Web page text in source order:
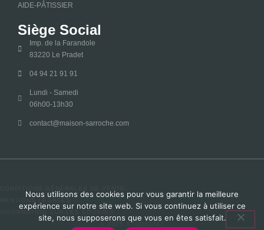
AIDE-PÂTISSIER
Siège Social
Imp. de la Farandole
83220 Le Pradet
04 94 21 91 91
Lundi - Samedi
06h00-13h30
contact@maison-sarroche.com
INFORMATION SUR LES COOKIES
© 2025 STUDIO247
Nous utilisons des cookies pour vous garantir la meilleure
expérience sur notre site web. Si vous continuez à utiliser ce
site, nous supposerons que vous en êtes satisfait.